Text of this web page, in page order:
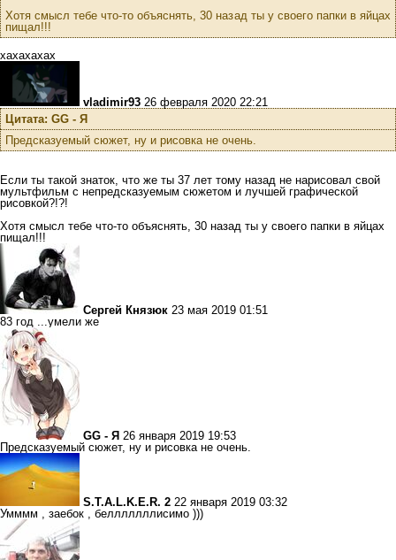
Хотя смысл тебе что-то объяснять, 30 назад ты у своего папки в яйцах
пищал!!!
хахахахах
vladimir93 26 февраля 2020 22:21
Цитата: GG - Я
Предсказуемый сюжет, ну и рисовка не очень.
Если ты такой знаток, что же ты 37 лет тому назад не нарисовал свой
мультфильм с непредсказуемым сюжетом и лучшей графической
рисовкой?!?!
Хотя смысл тебе что-то объяснять, 30 назад ты у своего папки в яйцах
пищал!!!
Сергей Князюк 23 мая 2019 01:51
83 год ...умели же
GG - Я 26 января 2019 19:53
Предсказуемый сюжет, ну и рисовка не очень.
S.T.A.L.K.E.R. 2 22 января 2019 03:32
Умммм , заебок , белллллллисимо )))